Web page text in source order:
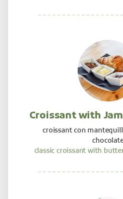
Croissant with
croissant con
classic croissant with